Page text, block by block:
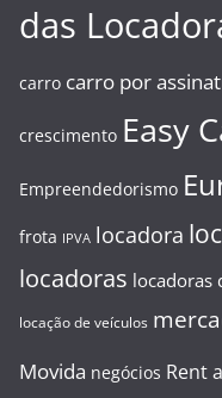
das
carro carro por
crescimento Easy
Empreendedorismo
frota IPVA locadora
locadoras locadoras
locação de veículos
Movida negócios Rent